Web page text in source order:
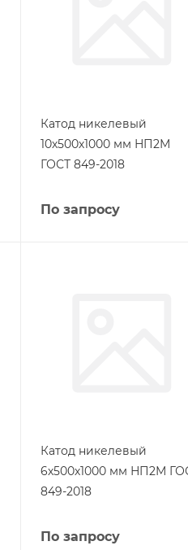
Катод никелевый
10х500х1000 мм НП2М
ГОСТ 849-2018
По запросу
Катод никелевый
6х500х1000 мм НП2М
849-2018
По запросу